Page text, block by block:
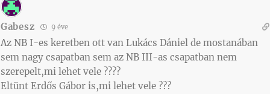
Gabesz 9 éve
Az NB I-es keretben ott van Lukács Dániel de mostanában
sem nagy csapatban sem az NB III-as csapatban nem
szerepelt,mi lehet vele ????
Eltünt Erdős Gábor is,mi lehet vele ???